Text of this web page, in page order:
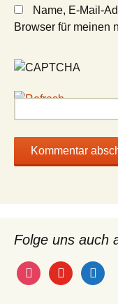
Name, E-Mail-
Browser für meinen
Folge uns auch
instagramyoutube